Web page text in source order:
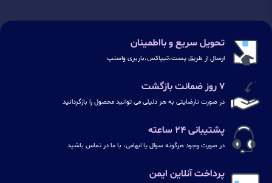
تحویل سریع و بااطمینان
ارسال از طریق پست،تیپاکس،باربری واسنپ
۷ روز ضمانت بازگشت
در صورت نارضایتی به هر دلیلی می توانید محصول را بازگردانید
پشتیبانی ۲۴ ساعته
در صورت وجود هرگونه سوال یا ابهامی، با ما در تماس باشید
پرداخت آنلاین ایمن